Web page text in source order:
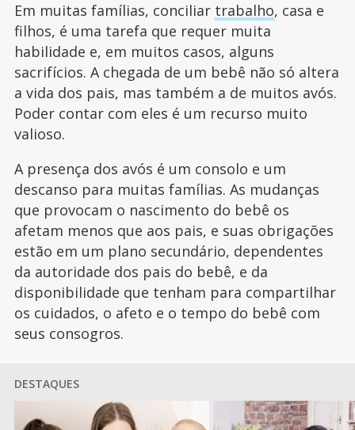
Em muitas famílias, conciliar trabalho, casa e
filhos, é uma tarefa que requer muita
habilidade e, em muitos casos, alguns
sacrifícios. A chegada de um bebê não só altera
a vida dos pais, mas também a de muitos avós.
Poder contar com eles é um recurso muito
valioso.
A presença dos avós é um consolo e um
descanso para muitas famílias. As mudanças
que provocam o nascimento do bebê os
afetam menos que aos pais, e suas obrigações
estão em um plano secundário, dependentes
da autoridade dos pais do bebê, e da
disponibilidade que tenham para compartilhar
os cuidados, o afeto e o tempo do bebê com
seus consogros.
DESTAQUES